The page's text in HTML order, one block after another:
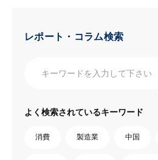
レポート・コラム検索
よく検索されているキーワード
消費 製造業 中国